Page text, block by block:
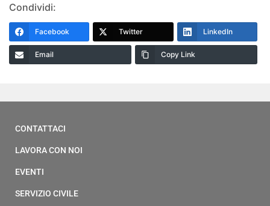
Condividi:
Facebook Twitter LinkedIn
Email Copy Link
CONTATTACI
LAVORA CON NOI
EVENTI
SERVIZIO CIVILE